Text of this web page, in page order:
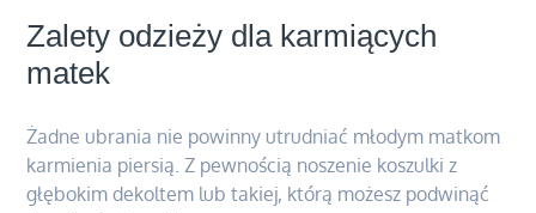
Zalety odzieży dla karmiących
matek
Żadne ubrania nie powinny utrudniać młodym matkom
karmienia piersią. Z pewnością noszenie koszulki z
głębokim dekoltem lub takiej, którą możesz podwinąć